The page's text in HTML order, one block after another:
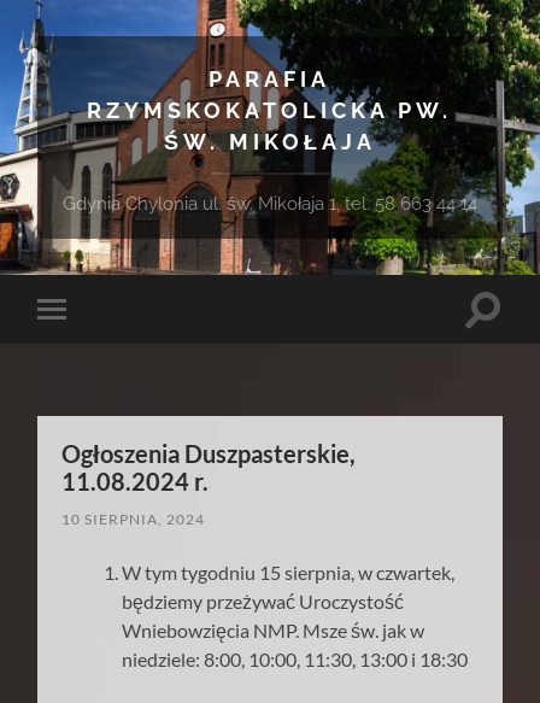
PARAFIA
RZYMSKOKATOLICKA PW.
ŚW. MIKOŁAJA
Gdynia Chylonia ul. św. Mikołaja 1, tel. 58 663 44 14
Toggle
Toggle
Ogłoszenia Duszpasterskie,
11.08.2024 r.
10 SIERPNIA, 2024
W tym tygodniu 15 sierpnia, w czwartek,
będziemy przeżywać Uroczystość
Wniebowzięcia NMP. Msze św. jak w
niedziele: 8:00, 10:00, 11:30, 13:00 i 18:30